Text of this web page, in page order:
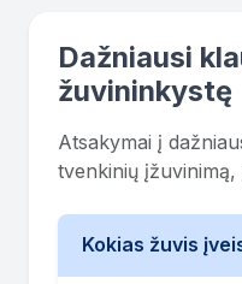
Dažniausi
žuvininkystę
Atsakymai į
tvenkinių
Kokias žuvis